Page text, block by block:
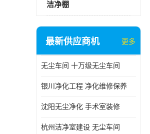
洁净棚
最新供应商机 更多
无尘车间 十万级无尘车间
银川净化工程 净化维修保养
沈阳无尘净化 手术室装修
杭州洁净室建设 无尘车间